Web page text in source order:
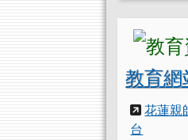
教育網
花蓮親
台